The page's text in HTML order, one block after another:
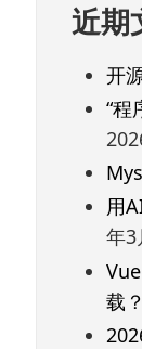
近期
开
“程
用
年3
载？